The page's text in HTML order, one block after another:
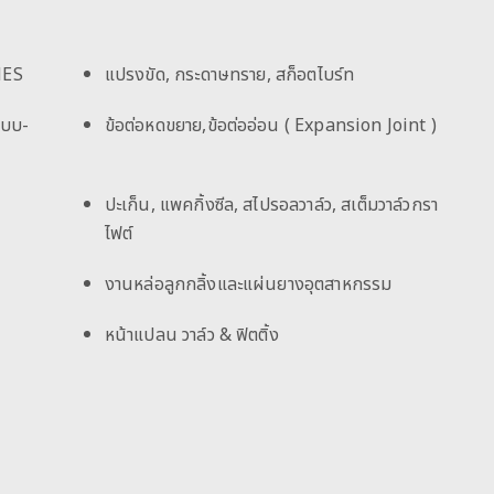
แปรงขัด, กระดาษทราย, สก็อตไบร์ท
บ-
ข้อต่อหดขยาย,ข้อต่ออ่อน ( Expansion Joint )
ปะเก็น, แพคกิ้งซีล, สไปรอลวาล์ว, สเต็มวาล์วกรา
ไฟต์
งานหล่อลูกกลิ้งและแผ่นยางอุตสาหกรรม
หน้าแปลน วาล์ว & ฟิตติ้ง